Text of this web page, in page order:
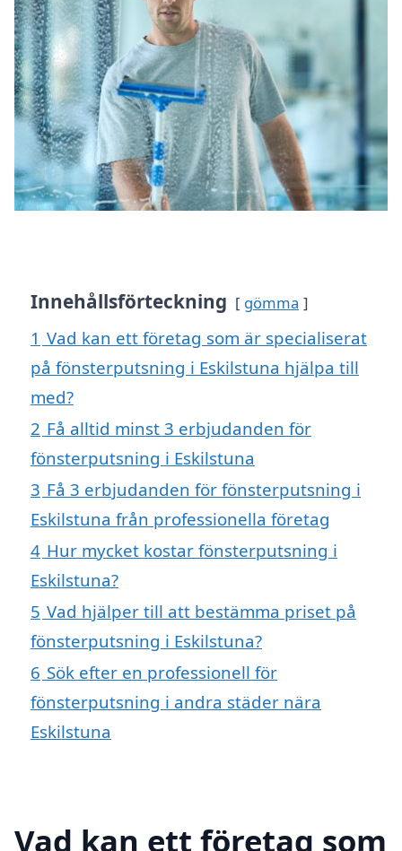
Innehållsförteckning gömma
1 Vad kan ett företag som är specialiserat
på fönsterputsning i Eskilstuna hjälpa till
med?
2 Få alltid minst 3 erbjudanden för
fönsterputsning i Eskilstuna
3 Få 3 erbjudanden för fönsterputsning i
Eskilstuna från professionella företag
4 Hur mycket kostar fönsterputsning i
Eskilstuna?
5 Vad hjälper till att bestämma priset på
fönsterputsning i Eskilstuna?
6 Sök efter en professionell för
fönsterputsning i andra städer nära
Eskilstuna
Vad kan ett företag som